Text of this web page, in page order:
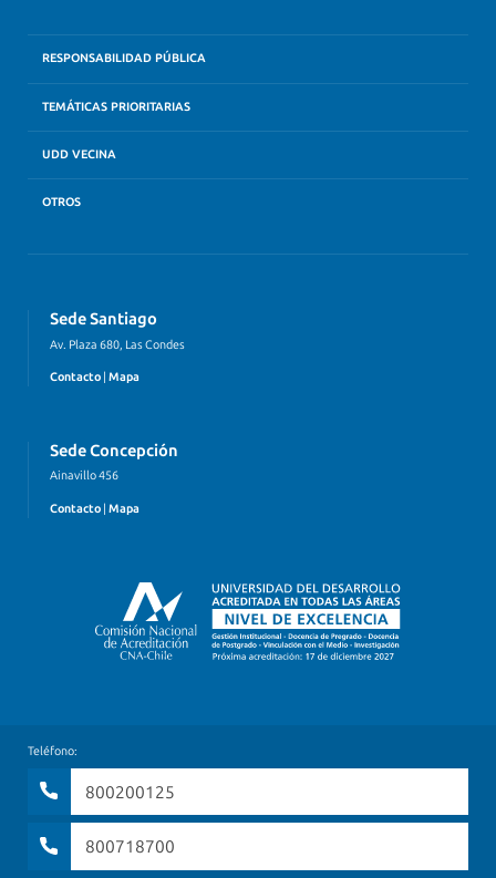
RESPONSABILIDAD PÚBLICA
TEMÁTICAS PRIORITARIAS
UDD VECINA
OTROS
Sede Santiago
Av. Plaza 680, Las Condes
Contacto | Mapa
Sede Concepción
Ainavillo 456
Contacto | Mapa
Teléfono:
800200125
800718700